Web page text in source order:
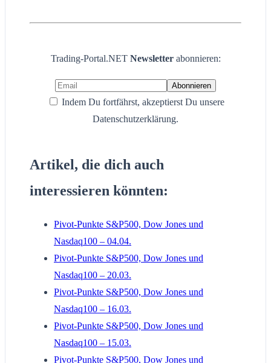
Trading-Portal.NET Newsletter abonnieren:
Indem Du fortfährst, akzeptierst Du unsere
Datenschutzerklärung.
Artikel, die dich auch
interessieren könnten:
Pivot-Punkte S&P500, Dow Jones und
Nasdaq100 – 04.04.
Pivot-Punkte S&P500, Dow Jones und
Nasdaq100 – 20.03.
Pivot-Punkte S&P500, Dow Jones und
Nasdaq100 – 16.03.
Pivot-Punkte S&P500, Dow Jones und
Nasdaq100 – 15.03.
Pivot-Punkte S&P500, Dow Jones und